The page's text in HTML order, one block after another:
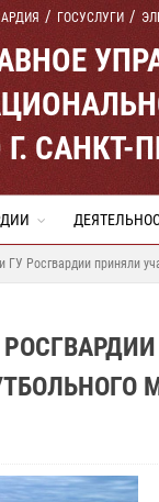
ГОСУСЛУГИ
Г. САНКТ-
ГУ Росгвардии приняли